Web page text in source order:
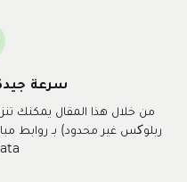
سرعة
من خلال هذا المقال يمكنك
ربلوکس غير محدود) بـ روابط